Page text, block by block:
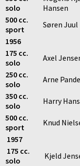
solo
Hansen
500 cc.
sport
Søren Juul
1956
175 cc.
solo
Axel
250 cc.
solo
Arne
350 cc.
solo
Harry
500 cc.
sport
Knud
1957
175 cc.
solo
Kjeld